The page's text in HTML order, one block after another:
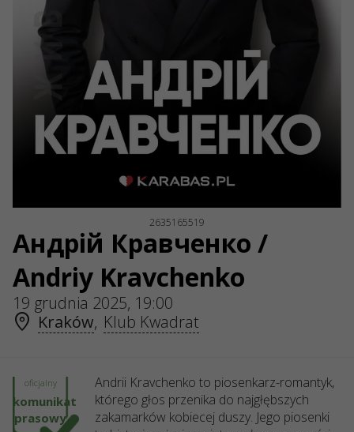
NIP: 6751768934
Numer KRS 0000987419
REGON: 522850125
ul. GĘSIA, 8/205, KRAKÓW, kod 31-535
USŁUGI
Dostawa i płatność
Mapa strony
Oferta publiczna
2635165519
Андрій Кравченко /
Andriy Kravchenko
19 grudnia 2025, 19:00
Kraków, Klub Kwadrat
oficjalny
komunikat
prasowy
Andrii Kravchenko to piosenkarz-romantyk,
którego głos przenika do najgłębszych
zakamarków kobiecej duszy. Jego piosenki